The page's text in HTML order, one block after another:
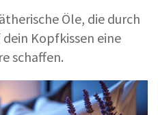
Öle, die durch
Kopfkissen eine
schaffen.